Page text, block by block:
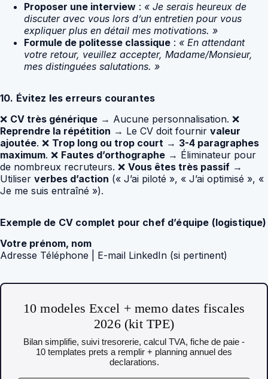
Proposer une interview : « Je serais heureux de
discuter avec vous lors d’un entretien pour vous
expliquer plus en détail mes motivations. »
Formule de politesse classique : « En attendant
votre retour, veuillez accepter, Madame/Monsieur,
mes distinguées salutations. »
10. Évitez les erreurs courantes
❌ CV très générique → Aucune personnalisation. ❌
Reprendre la répétition → Le CV doit fournir valeur
ajoutée. ❌ Trop long ou trop court → 3-4 paragraphes
maximum. ❌ Fautes d’orthographe → Éliminateur pour
de nombreux recruteurs. ❌ Vous êtes très passif →
Utiliser verbes d’action (« J’ai piloté », « J’ai optimisé », «
Je me suis entraîné »).
Exemple de CV complet pour chef d’équipe (logistique)
Votre prénom, nom
Adresse Téléphone | E-mail LinkedIn (si pertinent)
10 modeles Excel + memo dates fiscales
2026 (kit TPE)
Bilan simplifie, suivi tresorerie, calcul TVA, fiche de paie -
10 templates prets a remplir + planning annuel des
declarations.